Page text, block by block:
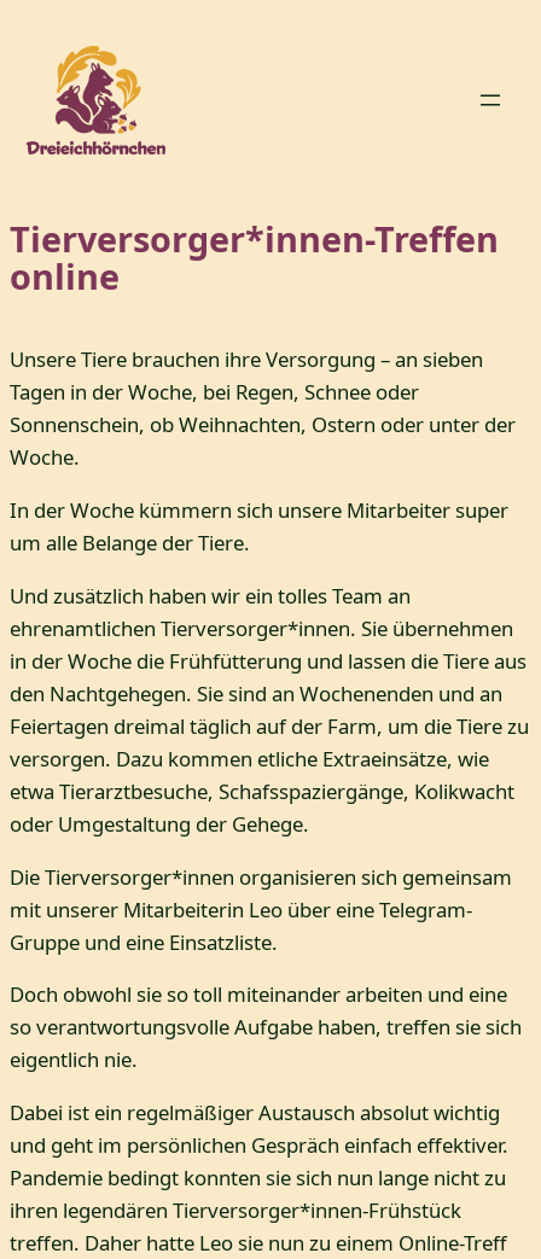
Inhalt
springen
Tierversorger*innen-Treffen
online
Unsere Tiere brauchen ihre Versorgung – an sieben
Tagen in der Woche, bei Regen, Schnee oder
Sonnenschein, ob Weihnachten, Ostern oder unter der
Woche.
In der Woche kümmern sich unsere Mitarbeiter super
um alle Belange der Tiere.
Und zusätzlich haben wir ein tolles Team an
ehrenamtlichen Tierversorger*innen. Sie übernehmen
in der Woche die Frühfütterung und lassen die Tiere aus
den Nachtgehegen. Sie sind an Wochenenden und an
Feiertagen dreimal täglich auf der Farm, um die Tiere zu
versorgen. Dazu kommen etliche Extraeinsätze, wie
etwa Tierarztbesuche, Schafsspaziergänge, Kolikwacht
oder Umgestaltung der Gehege.
Die Tierversorger*innen organisieren sich gemeinsam
mit unserer Mitarbeiterin Leo über eine Telegram-
Gruppe und eine Einsatzliste.
Doch obwohl sie so toll miteinander arbeiten und eine
so verantwortungsvolle Aufgabe haben, treffen sie sich
eigentlich nie.
Dabei ist ein regelmäßiger Austausch absolut wichtig
und geht im persönlichen Gespräch einfach effektiver.
Pandemie bedingt konnten sie sich nun lange nicht zu
ihren legendären Tierversorger*innen-Frühstück
treffen. Daher hatte Leo sie nun zu einem Online-Treff